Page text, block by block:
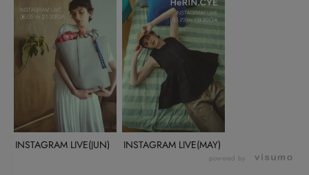
INSTAGRAM LIVE(JUN) INSTAGRAM LIVE(MAY)
powered by